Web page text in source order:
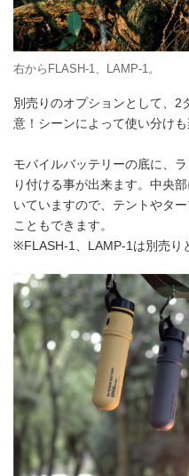
右からFLASH-1、LAMP-1。
別売りのオプションとして、2
意！シーンによって使い分けも
モバイルバッテリーの底に、
り付ける事が出来ます。中央
いていますので、テントやタ
こともできます。
※FLASH-1、LAMP-1は別売り